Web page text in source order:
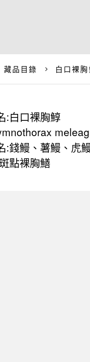
藏品目錄 白口裸
:白口裸胸鯙
:錢鰻、薯鰻、虎
點裸胸鱔